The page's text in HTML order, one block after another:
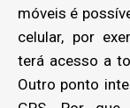
móveis é
celular, por
terá acesso a
Outro ponto